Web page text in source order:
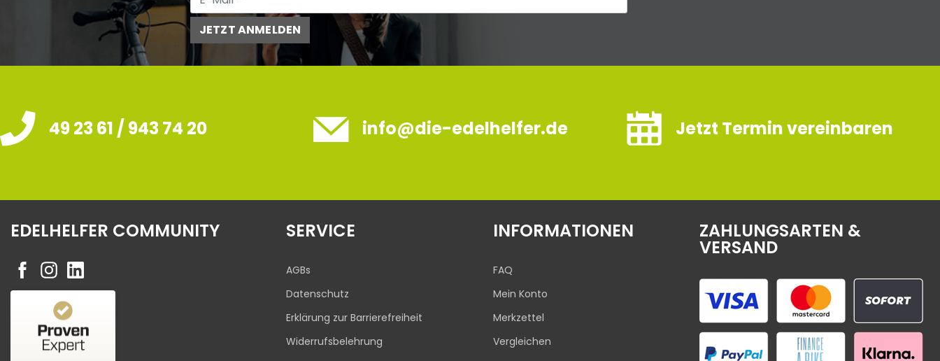
JETZT ANMELDEN
49 23 61 / 943 74 20 info@die-edelhelfer.de Jetzt Termin vereinbaren
EDELHELFER COMMUNITY
Kundenbewertungen und Erfahrungen zu
SERVICE
AGBs
Datenschutz
Erklärung zur Barrierefreiheit
Widerrufsbelehrung
INFORMATIONEN
FAQ
Mein Konto
Merkzettel
Vergleichen
ZAHLUNGSARTEN &
VERSAND